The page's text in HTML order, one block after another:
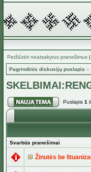
Peržiūrėti neatsakytus pranešimus |
Pagrindinis diskusijų puslapis »
Puslapis 1
Svarbūs pranešimai
Žinutės be